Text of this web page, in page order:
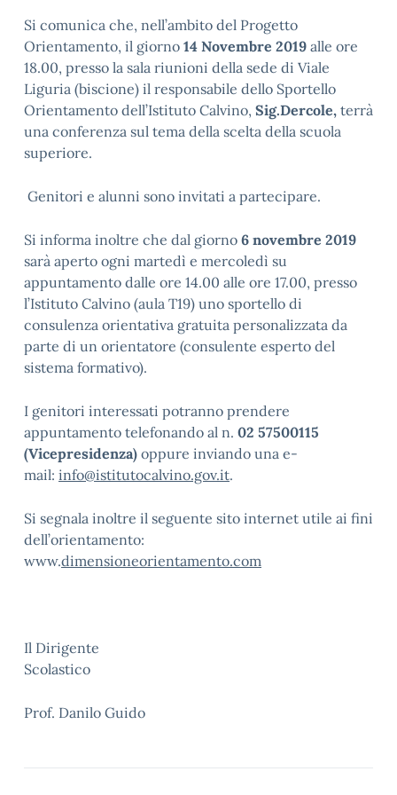
Si comunica che, nell’ambito del Progetto
Orientamento, il giorno 14 Novembre 2019 alle ore
18.00, presso la sala riunioni della sede di Viale
Liguria (biscione) il responsabile dello Sportello
Orientamento dell’Istituto Calvino, Sig.Dercole, terrà
una conferenza sul tema della scelta della scuola
superiore.
Genitori e alunni sono invitati a partecipare.
Si informa inoltre che dal giorno 6 novembre 2019
sarà aperto ogni martedì e mercoledì su
appuntamento dalle ore 14.00 alle ore 17.00, presso
l’Istituto Calvino (aula T19) uno sportello di
consulenza orientativa gratuita personalizzata da
parte di un orientatore (consulente esperto del
sistema formativo).
I genitori interessati potranno prendere
appuntamento telefonando al n. 02 57500115
(Vicepresidenza) oppure inviando una e-
mail: info@istitutocalvino.gov.it.
Si segnala inoltre il seguente sito internet utile ai fini
dell’orientamento:
www.dimensioneorientamento.com
Il Dirigente
Prof. Danilo Guido